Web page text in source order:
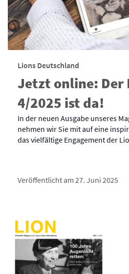
Lions Deutschland
Jetzt online: Der
4/2025 ist da!
In der neuen Ausgabe unseres
nehmen wir Sie mit auf eine
das vielfältige Engagement der
Veröffentlicht am 27. Juni 2025